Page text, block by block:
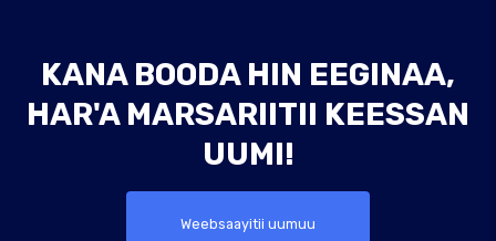
KANA BOODA HIN EEGINAA,
HAR'A MARSARIITII KEESSAN
UUMI!
Weebsaayitii uumuu